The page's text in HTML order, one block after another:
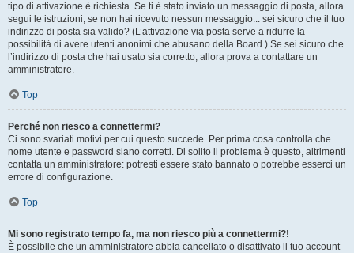
tipo di attivazione è richiesta. Se ti è stato inviato un messaggio di posta, allora
segui le istruzioni; se non hai ricevuto nessun messaggio... sei sicuro che il tuo
indirizzo di posta sia valido? (L’attivazione via posta serve a ridurre la
possibilità di avere utenti anonimi che abusano della Board.) Se sei sicuro che
l’indirizzo di posta che hai usato sia corretto, allora prova a contattare un
amministratore.
Top
Perché non riesco a connettermi?
Ci sono svariati motivi per cui questo succede. Per prima cosa controlla che
nome utente e password siano corretti. Di solito il problema è questo, altrimenti
contatta un amministratore: potresti essere stato bannato o potrebbe esserci un
errore di configurazione.
Top
Mi sono registrato tempo fa, ma non riesco più a connettermi?!
È possibile che un amministratore abbia cancellato o disattivato il tuo account